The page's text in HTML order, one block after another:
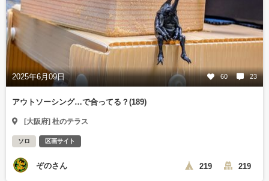
2025年6月09日 60 23
アウトソーシング…で合ってる？(189)
[大阪府] 杜のテラス
ソロ 区画サイト
ぞのさん 219 219